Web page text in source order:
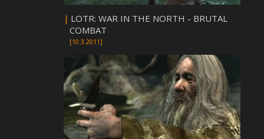
| LOTR: WAR IN THE NORTH - BRUTAL
COMBAT
[10.3.2011]